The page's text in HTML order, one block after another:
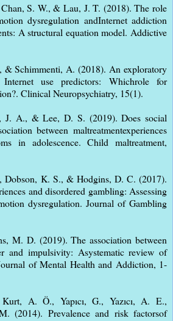
S. W., & Lau, J. T. (2018). The role
dysregulation andInternet addiction
A structural equation model. Addictive
& Schimmenti, A. (2018). An exploratory
use predictors: Whichrole for
Clinical Neuropsychiatry, 15(1).
J. A., & Lee, D. S. (2019). Does social
between maltreatmentexperiences
in adolescence. Child maltreatment,
Dobson, K. S., & Hodgins, D. C. (2017).
and disordered gambling: Assessing
dysregulation. Journal of Gambling
M. D. (2019). The association between
and impulsivity: Asystematic review of
of Mental Health and Addiction, 1-
A. Ö., Yapıcı, G., Yazıcı, A. E.,
(2014). Prevalence and risk factorsof